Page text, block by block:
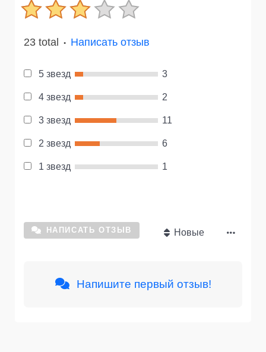
23 total ● Написать отзыв
5 звезд 3
4 звезд 2
3 звезд 11
2 звезд 6
1 звезд 1
НАПИСАТЬ ОТЗЫВ Новые
Напишите первый отзыв!